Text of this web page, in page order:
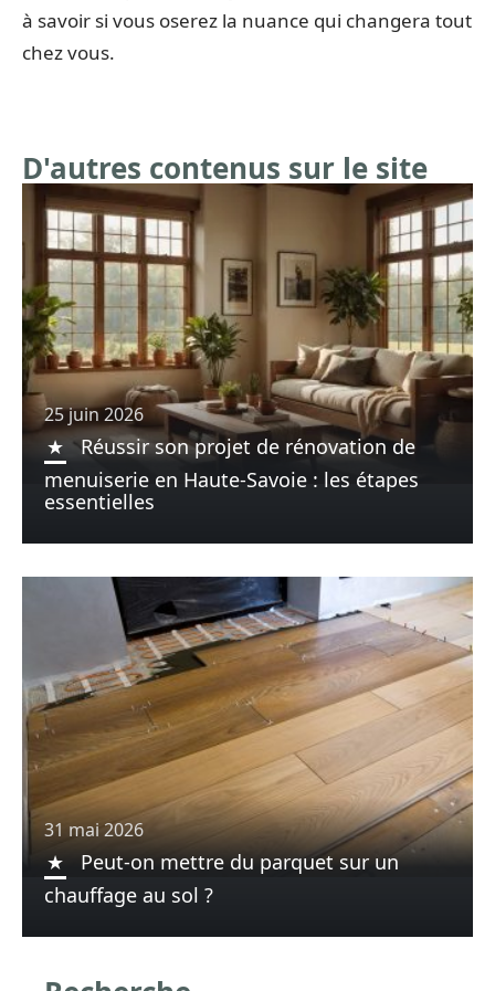
à savoir si vous oserez la nuance qui changera tout
chez vous.
D'autres contenus sur le site
25 juin 2026
Réussir son projet de rénovation de
menuiserie en Haute-Savoie : les étapes
essentielles
31 mai 2026
Peut-on mettre du parquet sur un
chauffage au sol ?